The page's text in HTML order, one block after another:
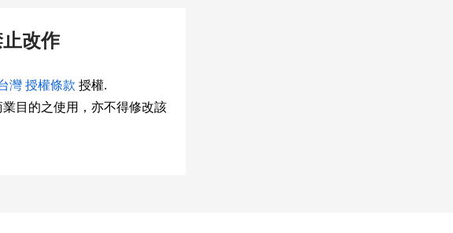
改作
灣 授權條款 授權.
目的之使用，亦不得修改該